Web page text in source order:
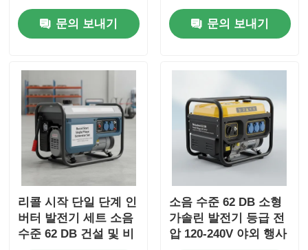
단상 인버터 발전기 세
트
문의 보내기
및 비상 전력 백업에 이
상적입니다문의 보내기
리콜 시작 단일 단계 인
버터 발전기 세트 소음
수준 62 DB 건설 및 비
소음 수준 62 DB 소형
가솔린 발전기 등급 전
압 120-240V 야외 행사